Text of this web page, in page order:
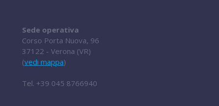
Sede operativa
Corso Porta Nuova, 96
37122 - Verona (VR)
(vedi mappa)
Tel. +39 045 8766940